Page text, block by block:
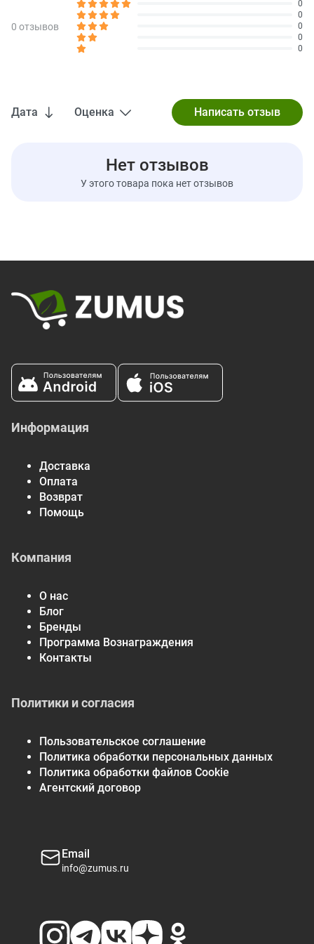
Дата Оценка
Нет отзывов
У этого товара пока нет отзывов
0 отзывов
0
0
0
0
0
Информация
Доставка
Оплата
Возврат
Помощь
Компания
О нас
Блог
Бренды
Программа Вознаграждения
Контакты
Политики и согласия
Пользовательское соглашение
Политика обработки персональных данных
Политика обработки файлов Cookie
Агентский договор
Email
info@zumus.ru